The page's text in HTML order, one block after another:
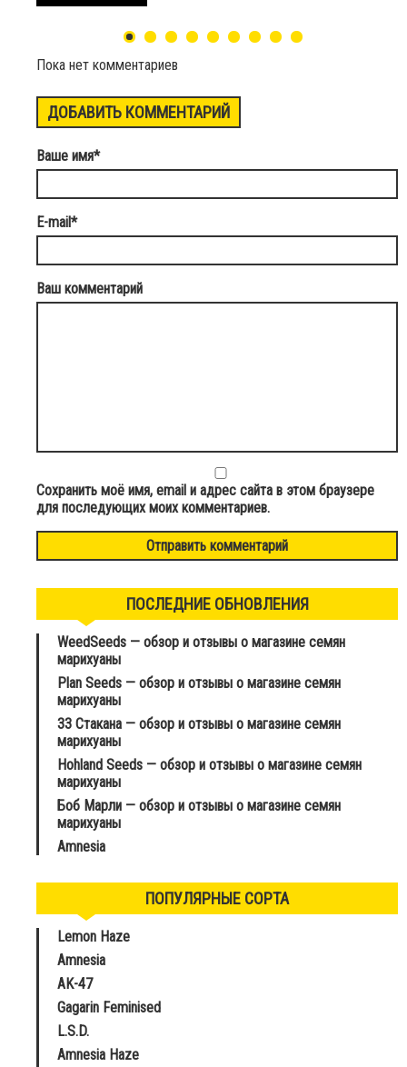
Пока нет комментариев
ДОБАВИТЬ КОММЕНТАРИЙ
Ваше имя*
E-mail*
Ваш комментарий
Сохранить моё имя, email и адрес сайта в этом браузере
для последующих моих комментариев.
ПОСЛЕДНИЕ ОБНОВЛЕНИЯ
WeedSeeds — обзор и отзывы о магазине семян
марихуаны
Plan Seeds — обзор и отзывы о магазине семян
марихуаны
33 Стакана — обзор и отзывы о магазине семян
марихуаны
Hohland Seeds — обзор и отзывы о магазине семян
марихуаны
Боб Марли — обзор и отзывы о магазине семян
марихуаны
Amnesia
ПОПУЛЯРНЫЕ СОРТА
Lemon Haze
Amnesia
AK-47
Gagarin Feminised
L.S.D.
Amnesia Haze